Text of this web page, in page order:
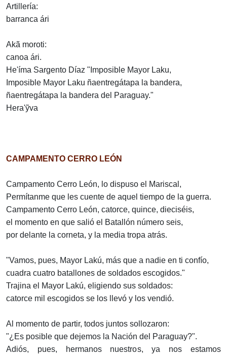
Artillería:
barranca ári
Akã moroti:
canoa ári.
He'íma Sargento Díaz "Imposible Mayor Laku,
Imposible Mayor Laku ñaentregátapa la bandera,
ñaentregátapa la bandera del Paraguay."
Hera'ỹva
CAMPAMENTO CERRO LEÓN
Campamento Cerro León, lo dispuso el Mariscal,
Permítanme que les cuente de aquel tiempo de la guerra.
Campamento Cerro León, catorce, quince, dieciséis,
el momento en que salió el Batallón número seis,
por delante la corneta, y la media tropa atrás.
"Vamos, pues, Mayor Lakú, más que a nadie en ti confío,
cuadra cuatro batallones de soldados escogidos."
Trajina el Mayor Lakú, eligiendo sus soldados:
catorce mil escogidos se los llevó y los vendió.
Al momento de partir, todos juntos sollozaron:
"¿Es posible que dejemos la Nación del Paraguay?".
Adiós, pues, hermanos nuestros, ya nos estamos